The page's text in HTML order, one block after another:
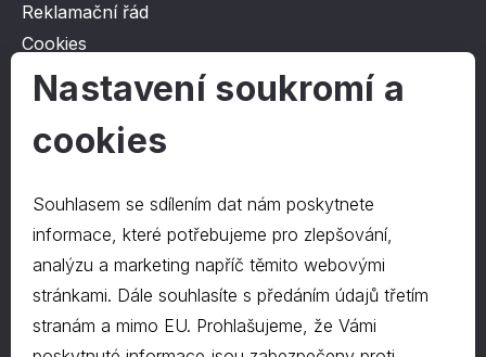
Reklamační řád
Cookies
Ochrana osobních údajů
O společnosti
Kontakt
O nás
Kontakty
Nastavení soukromí a
cookies
Souhlasem se sdílením dat nám poskytnete
informace, které potřebujeme pro zlepšování,
analýzu a marketing napříč těmito webovými
stránkami. Dále souhlasíte s předáním údajů třetím
stranám a mimo EU. Prohlašujeme, že Vámi